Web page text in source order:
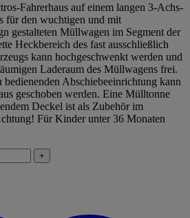
Fahrerhaus auf einem langen 3-Achs-
für den wuchtigen und mit
gestalteten Müllwagen im Segment der
Heckbereich des fast ausschließlich
kann hochgeschwenkt werden und
Laderaum des Müllwagens frei.
Abschiebeeinrichtung kann
geschoben werden. Eine Mülltonne
Deckel ist als Zubehör im
Für Kinder unter 36 Monaten